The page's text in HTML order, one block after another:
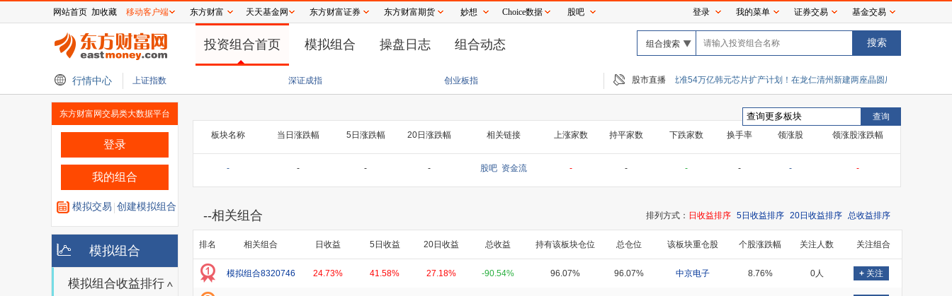
网站首页 加收藏 移动客户端 东方财富 天天基金网 东方财富证券 东方财富期货 妙想 Choice数据 股吧 登录 我的菜单 证券交易 基金交易
投资组合首页 模拟组合 操盘日志 组合动态 组合搜索
行情中心 上证指数 深证成指 创业板指 股市直播
美股三大指数集体上涨 光通信、太空概念大涨 国际金价走高 思维列控：2026年上半年净利润3.18亿元 同比增长4.65% 法律AI初创公司Harvey正洽谈融资 SK海力士批准54万亿韩元芯片扩产计划！在龙仁清州新建两座晶圆厂
东方财富网交易类大数据平台
登录
我的组合
模拟交易 创建模拟组合
模拟组合
模拟组合收益排行
板块名称 当日涨跌幅 5日涨跌幅 20日涨跌幅 相关链接 上涨家数 持平家数 下跌家数 换手率 领涨股 领涨股涨跌幅
- - - - 股吧 资金流 - - - - - -
--相关组合 排列方式： 日收益排序 5日收益排序 20日收益排序 总收益排序
排名 相关组合 日收益 5日收益 20日收益 总收益 持有该板块仓位 总仓位 该板块重仓股 个股涨跌幅 关注人数 关注组合
模拟组合8320746 24.73% 41.58% 27.18% -90.54% 96.07% 96.07% 中京电子 8.76% 0人 + 关注